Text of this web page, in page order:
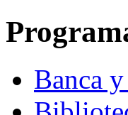
Banca